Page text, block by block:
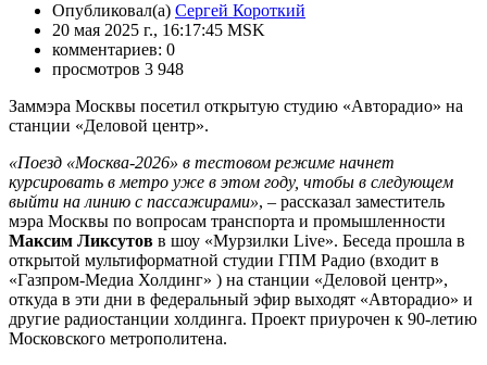
Опубликовал(а) Сергей Короткий
20 мая 2025 г., 16:17:45 MSK
комментариев: 0
просмотров 3 948
Заммэра Москвы посетил открытую студию «Авторадио» на
станции «Деловой центр».
«Поезд «Москва-2026» в тестовом режиме начнет
курсировать в метро уже в этом году, чтобы в следующем
выйти на линию с пассажирами», – рассказал заместитель
мэра Москвы по вопросам транспорта и промышленности
Максим Ликсутов в шоу «Мурзилки Live». Беседа прошла в
открытой мультиформатной студии ГПМ Радио (входит в
«Газпром-Медиа Холдинг» ) на станции «Деловой центр»,
откуда в эти дни в федеральный эфир выходят «Авторадио» и
другие радиостанции холдинга. Проект приурочен к 90-летию
Московского метрополитена.